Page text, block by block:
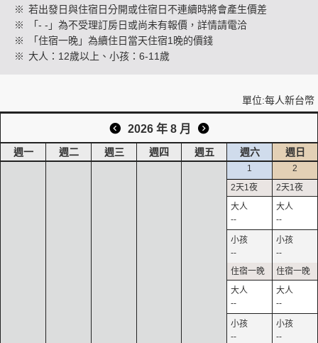
※ 若出發日與住宿日分開或住宿日不連續時將會產生價差
※
「- -」為不受理訂房日或尚未有報價，詳情請電洽
※
「住宿一晚」為續住日當天住宿1晚的價錢
※ 大人：12歲以上、小孩：6-11歲
單位:每人新台幣
2026 年 8 月
週一 週二 週三 週四 週五 週六 週日
1
--
--
--
--
2
--
--
--
--